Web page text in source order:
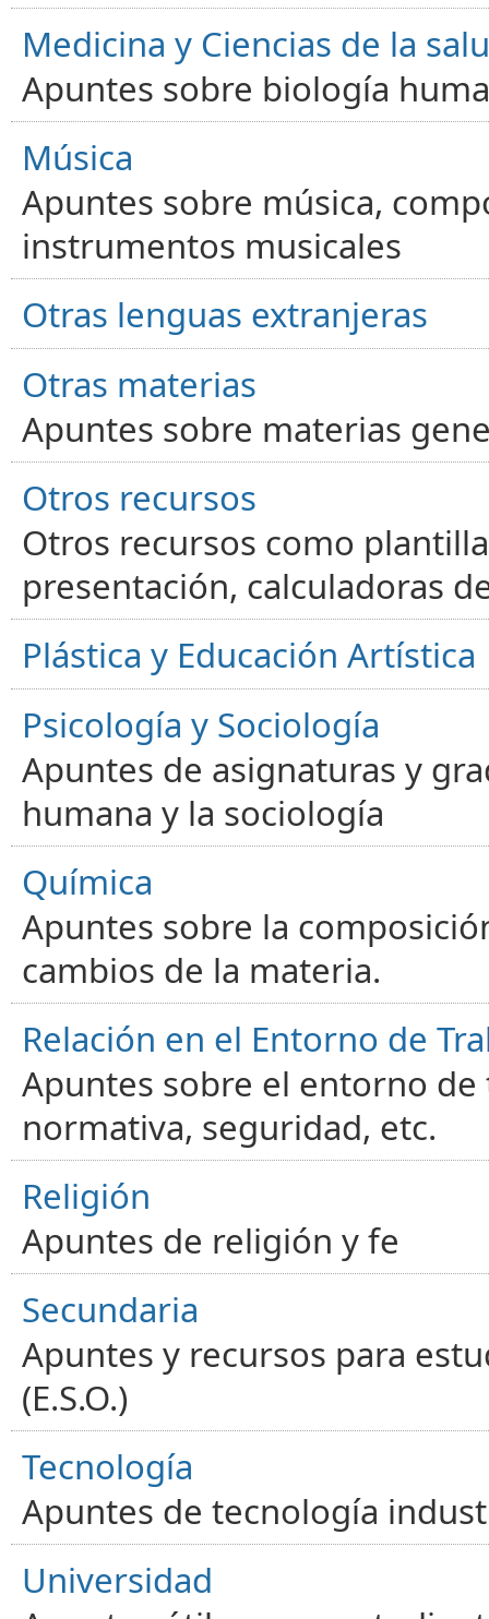
Medicina y Ciencias de la
Apuntes sobre biología
Música
Apuntes sobre música,
instrumentos musicales
Otras lenguas extranjeras
Otras materias
Apuntes sobre materias
Otros recursos
Otros recursos como
presentación, calculadoras
Plástica y Educación Artística
Psicología y Sociología
Apuntes de asignaturas y
humana y la sociología
Química
Apuntes sobre la
cambios de la materia.
Relación en el Entorno de
Apuntes sobre el entorno
normativa, seguridad, etc.
Religión
Apuntes de religión y fe
Secundaria
Apuntes y recursos para
(E.S.O.)
Tecnología
Apuntes de tecnología
Universidad